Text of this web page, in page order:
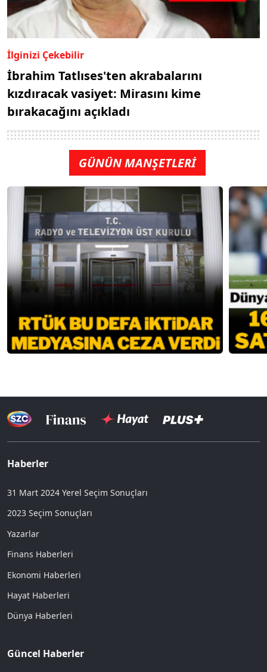
İlginizi Çekebilir
İbrahim Tatlıses'ten akrabalarını
kızdıracak vasiyet: Mirasını kime
bırakacağını açıkladı
GÜNÜN MANŞETLERİ
Haberler
31 Mart 2024 Yerel Seçim Sonuçları
2023 Seçim Sonuçları
Yazarlar
Finans Haberleri
Ekonomi Haberleri
Hayat Haberleri
Dünya Haberleri
Güncel Haberler